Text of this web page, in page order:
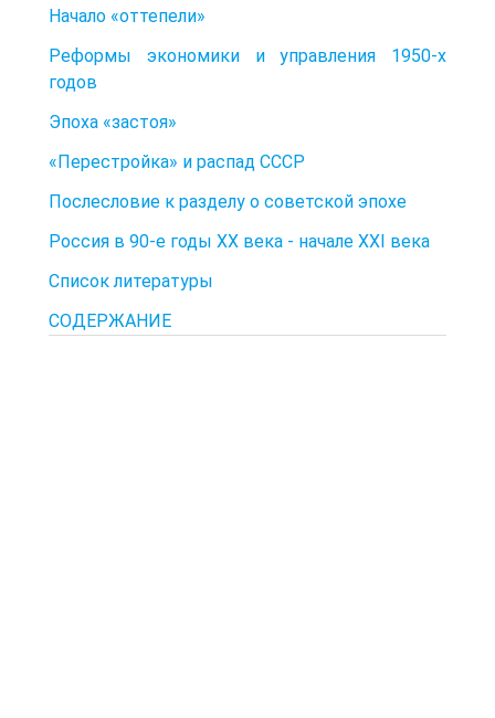
Начало «оттепели»
Реформы экономики и управления 1950-х
годов
Эпоха «застоя»
«Перестройка» и распад СССР
Послесловие к разделу о советской эпохе
Россия в 90-е годы XX века - начале XXI века
Список литературы
СОДЕРЖАНИЕ